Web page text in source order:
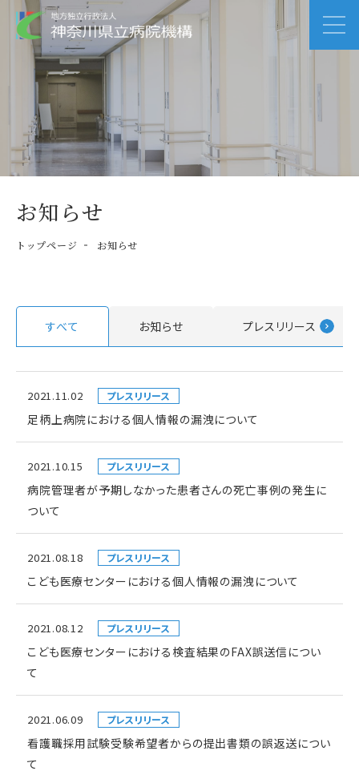
お知らせ
トップページ お知らせ
すべて お知らせ プレスリリース
2021.11.02 プレスリリース
足柄上病院における個人情報の漏洩について
2021.10.15 プレスリリース
病院管理者が予期しなかった患者さんの死亡事例の発生に
ついて
2021.08.18 プレスリリース
こども医療センターにおける個人情報の漏洩について
2021.08.12 プレスリリース
こども医療センターにおける検査結果のFAX誤送信につい
て
2021.06.09 プレスリリース
看護職採用試験受験希望者からの提出書類の誤返送につい
て